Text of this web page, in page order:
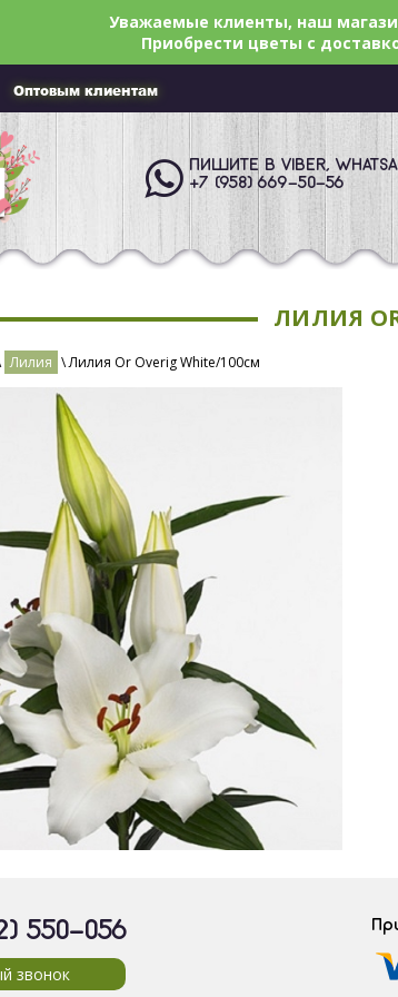
Уважаемые клиенты, наш
Приобрести цветы с
Оптовым клиентам
ПИШИТЕ В VIBER,
+7 (958) 669-50-56
ЛИЛИЯ
Лилия \ Лилия Or Overig White/100см
550-056
звонок